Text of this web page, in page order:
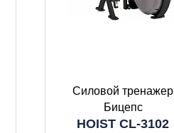
Силовой тренажер
Бицепс
HOIST CL-3102